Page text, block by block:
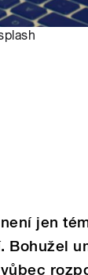
jen
Bohužel